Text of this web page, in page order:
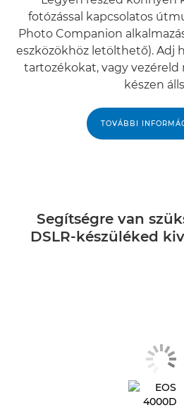
fotózással kapcsolatos
Photo Companion
eszközökhöz letölthető). Adj
tartozékokat, vagy vezéreld
készen
TOVÁBBI
Segítségre van
DSLR-készüléked